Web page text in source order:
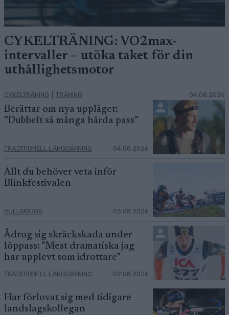
CYKELTRÄNING: VO2max-
intervaller – utöka taket för din
uthållighetsmotor
CYKELTRÄNING TRÄNING 04.08.2026
Berättar om nya uppläget:
”Dubbelt så många hårda pass”
TRADITIONELL LÄNGDÅKNING 04.08.2026
Allt du behöver veta inför
Blinkfestivalen
RULLSKIDOR 03.08.2026
Ådrog sig skräckskada under
löppass: ”Mest dramatiska jag
har upplevt som idrottare”
TRADITIONELL LÄNGDÅKNING 02.08.2026
Har förlovat sig med tidigare
landslagskollegan